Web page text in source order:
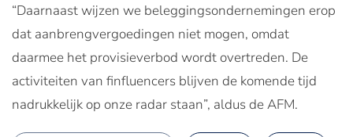
“Daarnaast wijzen we beleggingsondernemingen erop
dat aanbrengvergoedingen niet mogen, omdat
daarmee het provisieverbod wordt overtreden. De
activiteiten van finfluencers blijven de komende tijd
nadrukkelijk op onze radar staan”, aldus de AFM.